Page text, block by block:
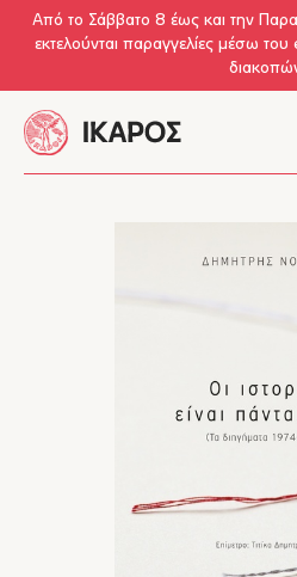
Skip to main content
Από το Σάββατο 8 έως και την
εκτελούνται παραγγελίες μέσω